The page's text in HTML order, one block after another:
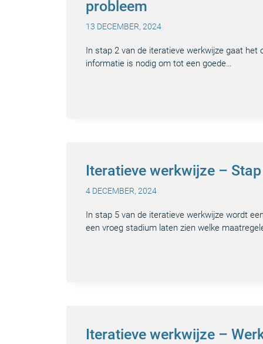
probleem
13 DECEMBER, 2024
In stap 2 van de iteratieve werkwijze gaat
informatie is nodig om tot een goede…
Iteratieve werkwijze –
4 DECEMBER, 2024
In stap 5 van de iteratieve werkwijze wordt
een vroeg stadium laten zien welke
Iteratieve werkwijze –